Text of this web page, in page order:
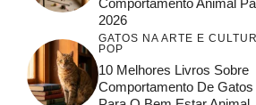
Comportamento Animal
2026
GATOS NA ARTE E
POP
10 Melhores Livros Sobre
Comportamento De Gatos